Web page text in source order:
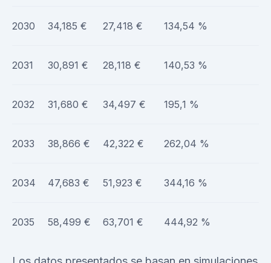
2030 34,185 € 27,418 € 134,54 %
2031 30,891 € 28,118 € 140,53 %
2032 31,680 € 34,497 € 195,1 %
2033 38,866 € 42,322 € 262,04 %
2034 47,683 € 51,923 € 344,16 %
2035 58,499 € 63,701 € 444,92 %